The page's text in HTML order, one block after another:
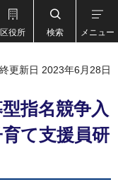
区役所 検索 メニュー
更新日 2023年6月28日
指名競争入
て⽀援員研